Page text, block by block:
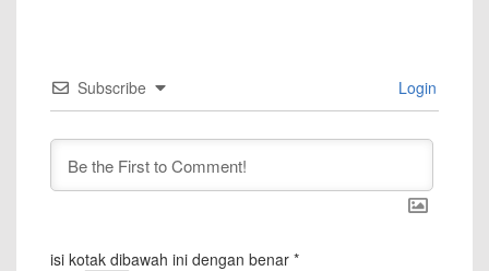
Subscribe Login
isi kotak dibawah ini dengan benar *